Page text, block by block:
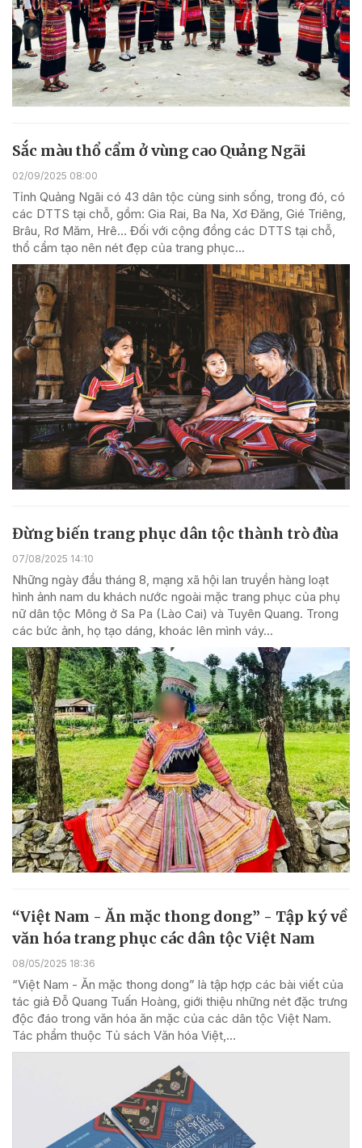
Sắc màu thổ cẩm ở vùng cao Quảng Ngãi
02/09/2025 08:00
Tỉnh Quảng Ngãi có 43 dân tộc cùng sinh sống, trong đó, có
các DTTS tại chỗ, gồm: Gia Rai, Ba Na, Xơ Đăng, Gié Triêng,
Brâu, Rơ Măm, Hrê… Đối với cộng đồng các DTTS tại chỗ,
thổ cẩm tạo nên nét đẹp của trang phục...
Đừng biến trang phục dân tộc thành trò đùa
07/08/2025 14:10
Những ngày đầu tháng 8, mạng xã hội lan truyền hàng loạt
hình ảnh nam du khách nước ngoài mặc trang phục của phụ
nữ dân tộc Mông ở Sa Pa (Lào Cai) và Tuyên Quang. Trong
các bức ảnh, họ tạo dáng, khoác lên mình váy...
“Việt Nam - Ăn mặc thong dong” - Tập ký về
văn hóa trang phục các dân tộc Việt Nam
08/05/2025 18:36
“Việt Nam - Ăn mặc thong dong” là tập hợp các bài viết của
tác giả Đỗ Quang Tuấn Hoàng, giới thiệu những nét đặc trưng
độc đáo trong văn hóa ăn mặc của các dân tộc Việt Nam.
Tác phẩm thuộc Tủ sách Văn hóa Việt,...